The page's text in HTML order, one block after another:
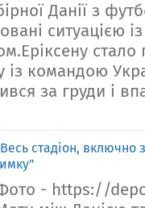
Данії з
ситуацією
із командою
за груди і
стадіон, включно
- https://